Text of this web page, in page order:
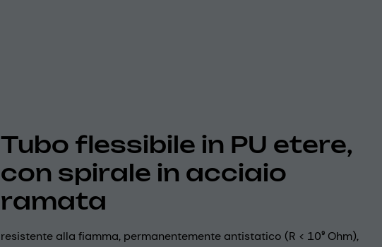
Tubo flessibile in PU etere,
con spirale in acciaio
ramata
resistente alla fiamma, permanentemente antistatico (R < 10⁹ Ohm),